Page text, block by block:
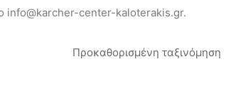
info@karcher-center-kaloterakis.gr.